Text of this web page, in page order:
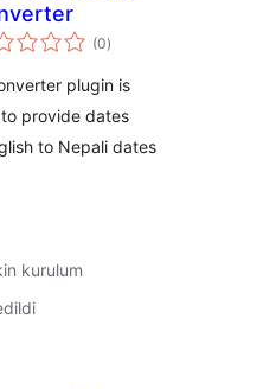
(0toplam
puan
)
plugin is
provide dates
to Nepali dates
kurulum